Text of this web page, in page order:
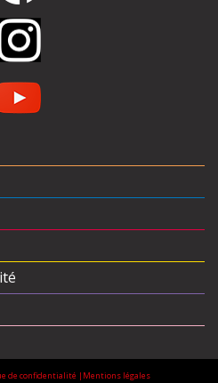
de confidentialité | Mentions légales